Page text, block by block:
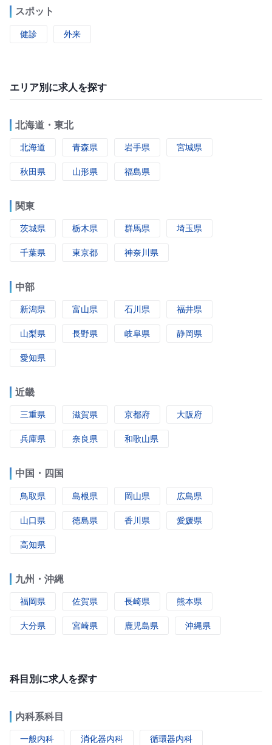
スポット
健診 外来
エリア別に求人を探す
北海道・東北
北海道 青森県 岩手県 宮城県
秋田県 山形県 福島県
関東
茨城県 栃木県 群馬県 埼玉県
千葉県 東京都 神奈川県
中部
新潟県 富山県 石川県 福井県
山梨県 長野県 岐阜県 静岡県
愛知県
近畿
三重県 滋賀県 京都府 大阪府
兵庫県 奈良県 和歌山県
中国・四国
鳥取県 島根県 岡山県 広島県
山口県 徳島県 香川県 愛媛県
高知県
九州・沖縄
福岡県 佐賀県 長崎県 熊本県
大分県 宮崎県 鹿児島県 沖縄県
科目別に求人を探す
内科系科目
一般内科 消化器内科 循環器内科